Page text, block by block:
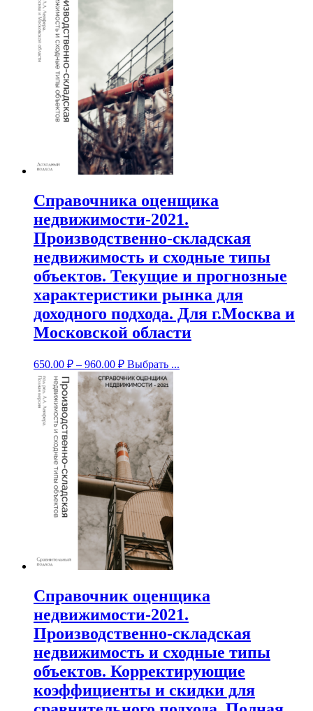
Справочника оценщика
недвижимости-2021.
Производственно-складская
недвижимость и сходные типы
объектов. Текущие и прогнозные
характеристики рынка для
доходного подхода. Для г.Москва и
Московской области
650.00 ₽ – 960.00 ₽ Выбрать ...
Справочник оценщика
недвижимости-2021.
Производственно-складская
недвижимость и сходные типы
объектов. Корректирующие
коэффициенты и скидки для